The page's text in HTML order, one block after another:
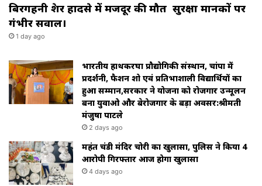
बिरगहनी क्रेशर हादसे में मजदूर की मौत सुरक्षा मानकों पर
गंभीर सवाल।
1 day ago
भारतीय हाथकरघा प्रौद्योगिकी संस्थान, चांपा में
प्रदर्शनी, फैशन शो एवं प्रतिभाशाली विद्यार्थियों का
हुआ सम्मान,सरकार ने योजना को रोजगार उन्मूलन
बना युवाओ और बेरोजगार के बड़ा अवसर:श्रीमती
मंजुषा पाटले
2 days ago
महंत चंडी मंदिर चोरी का खुलासा, पुलिस ने किया 4
आरोपी गिरफ्तार आज होगा खुलासा
4 days ago